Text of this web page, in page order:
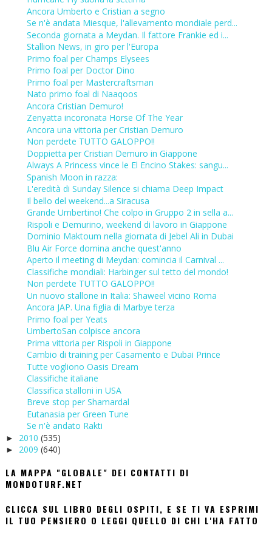
Ancora Umberto e Cristian a segno
Se n'è andata Miesque, l'allevamento mondiale perd...
Seconda giornata a Meydan. Il fattore Frankie ed i...
Stallion News, in giro per l'Europa
Primo foal per Champs Elysees
Primo foal per Doctor Dino
Primo foal per Mastercraftsman
Nato primo foal di Naaqoos
Ancora Cristian Demuro!
Zenyatta incoronata Horse Of The Year
Ancora una vittoria per Cristian Demuro
Non perdete TUTTO GALOPPO!!
Doppietta per Cristian Demuro in Giappone
Always A Princess vince le El Encino Stakes: sangu...
Spanish Moon in razza:
L'eredità di Sunday Silence si chiama Deep Impact
Il bello del weekend...a Siracusa
Grande Umbertino! Che colpo in Gruppo 2 in sella a...
Rispoli e Demurino, weekend di lavoro in Giappone
Dominio Maktoum nella giornata di Jebel Ali in Dubai
Blu Air Force domina anche quest'anno
Aperto il meeting di Meydan: comincia il Carnival ...
Classifiche mondiali: Harbinger sul tetto del mondo!
Non perdete TUTTO GALOPPO!!
Un nuovo stallone in Italia: Shaweel vicino Roma
Ancora JAP. Una figlia di Marbye terza
Primo foal per Yeats
UmbertoSan colpisce ancora
Prima vittoria per Rispoli in Giappone
Cambio di training per Casamento e Dubai Prince
Tutte vogliono Oasis Dream
Classifiche italiane
Classifica stalloni in USA
Breve stop per Shamardal
Eutanasia per Green Tune
Se n'è andato Rakti
► 2010 (535)
► 2009 (640)
LA MAPPA "GLOBALE" DEI CONTATTI DI
MONDOTURF.NET
CLICCA SUL LIBRO DEGLI OSPITI, E SE TI VA ESPRIMI
IL TUO PENSIERO O LEGGI QUELLO DI CHI L'HA FATTO